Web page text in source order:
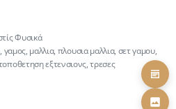
Φυσικά
, γαμος, μαλλια, πλουσια μαλλια, σετ γαμου,
εξτενσιονς,τρεσες